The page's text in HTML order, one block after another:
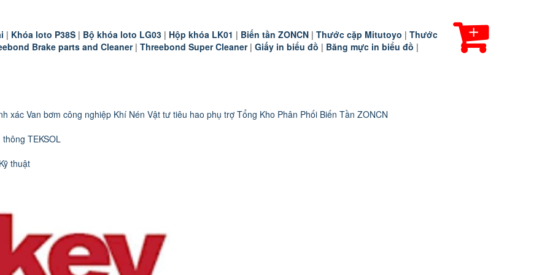
| Khóa loto P38S | Bộ khóa loto LG03 | Hộp khóa LK01 | Biến tần ZONCN | Thước cặp Mitutoyo | Thước
Brake parts and Cleaner| Threebond Super Cleaner| Giấy in biểu đồ | Băng mực in biểu đồ |
xác Van bơm công nghiệp Khí Nén Vật tư tiêu hao phụ trợ Tổng Kho Phân Phối Biến Tần ZONCN
thông TEKSOL
thuật